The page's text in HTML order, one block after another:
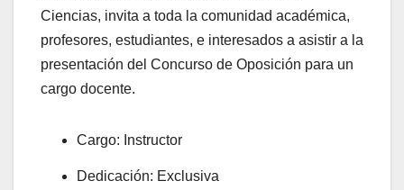
Ciencias, invita a toda la comunidad académica,
profesores, estudiantes, e interesados a asistir a la
presentación del Concurso de Oposición para un
cargo docente.
Cargo: Instructor
Dedicación: Exclusiva